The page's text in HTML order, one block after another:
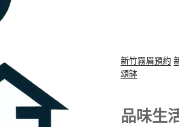
新竹霧眉預約
頌缽
品味生